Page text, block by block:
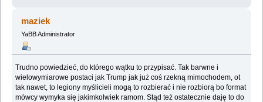
maziek
YaBB Administrator
Trudno powiedzieć, do którego wątku to przypisać. Tak barwne i
wielowymiarowe postaci jak Trump jak już coś rzekną mimochodem, ot
tak nawet, to legiony myślicieli mogą to rozbierać i nie rozbiorą bo format
mówcy wymyka się jakimkolwiek ramom. Stąd też ostatecznie daję to do